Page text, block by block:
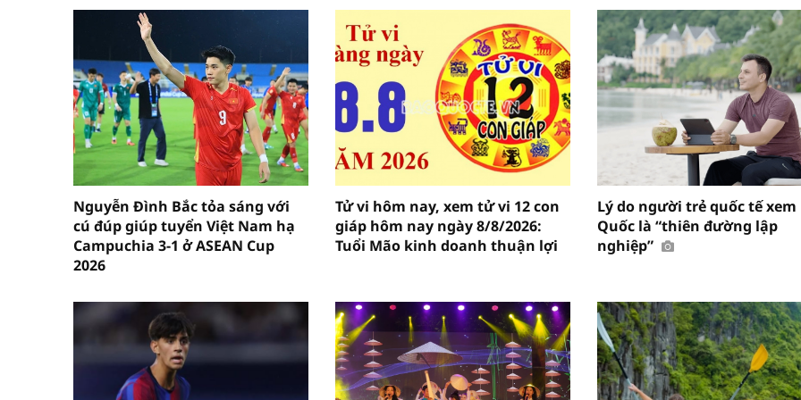
Nguyễn Đình Bắc tỏa sáng với
cú đúp giúp tuyển Việt Nam hạ
Campuchia 3-1 ở ASEAN Cup
2026
Tử vi hôm nay, xem tử vi 12 con
giáp hôm nay ngày 8/8/2026:
Tuổi Mão kinh doanh thuận lợi
Lý do người trẻ quốc tế xem
Quốc là “thiên đường lập
nghiệp”